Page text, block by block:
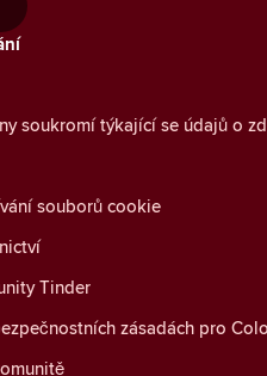
soukromí týkající se údajů o
souborů cookie
Tinder
zásadách pro